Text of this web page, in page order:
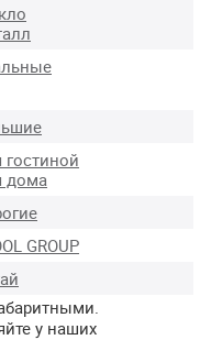
гостиной
дома
GROUP
у наших